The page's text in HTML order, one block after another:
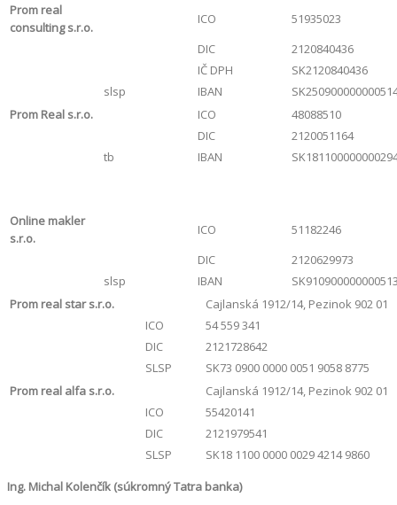
Prom real
consulting s.r.o.
ICO
51935023
DIC
2120840436
IČ DPH
SK2120840436
slsp
IBAN
Prom Real s.r.o.
ICO
48088510
DIC
2120051164
tb
IBAN
Online makler
s.r.o.
ICO
51182246
DIC
2120629973
slsp
IBAN
Prom real star s.r.o.
Cajlanská 1912/14, Pezinok 902 01
ICO
54 559 341
DIC
2121728642
SLSP
SK73 0900 0000 0051 9058 8775
Prom real alfa s.r.o.
Cajlanská 1912/14, Pezinok 902 01
ICO
55420141
DIC
2121979541
SLSP
SK18 1100 0000 0029 4214 9860
Ing. Michal Kolenčík (súkromný Tatra banka)